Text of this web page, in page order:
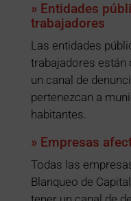
» Entidades
trabajadores
Las entidades
trabajadores están
un canal de
pertenezcan a
habitantes.
» Empresas
Todas las
Blanqueo de